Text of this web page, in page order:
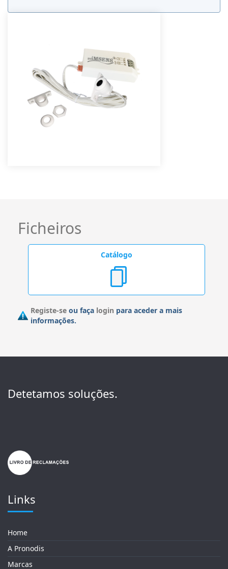
Ficheiros
Catálogo
Registe-se ou faça login para aceder a mais
informações.
Detetamos soluções.
Links
Home
A Pronodis
Marcas